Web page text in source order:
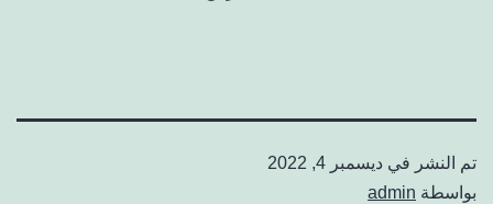
تم النشر في ديسمبر 4, 2022
بواسطة admin